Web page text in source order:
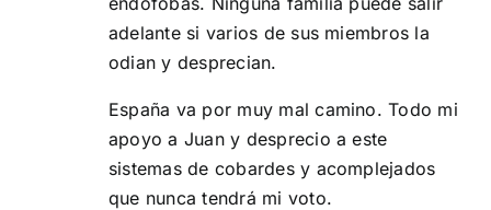
adelante si varios de sus miembros la
odian y desprecian.
España va por muy mal camino. Todo mi
apoyo a Juan y desprecio a este
sistemas de cobardes y acomplejados
que nunca tendrá mi voto.